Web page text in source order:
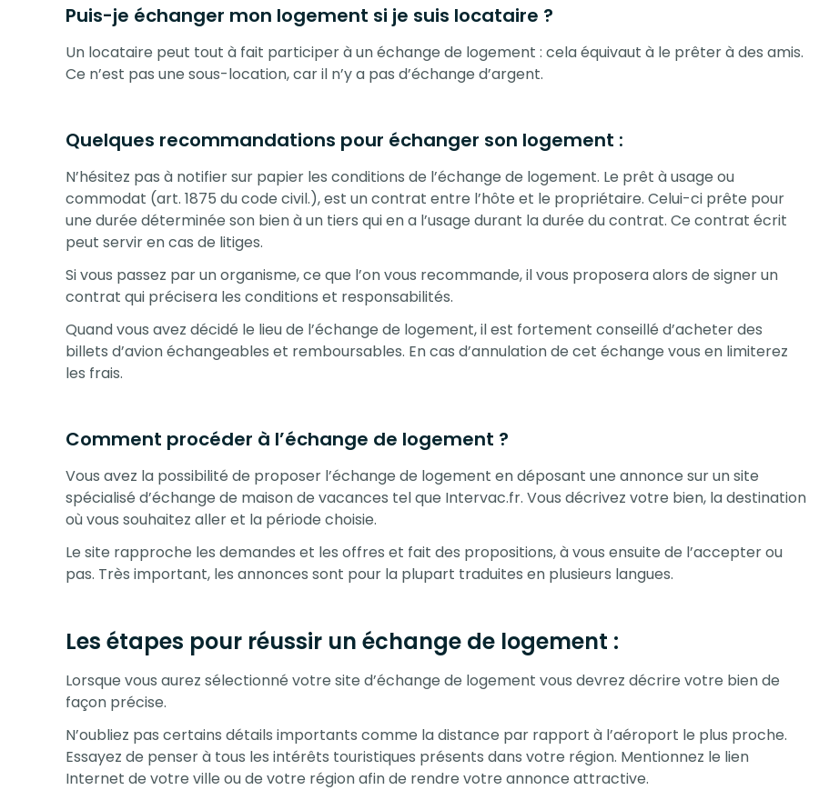
Puis-je échanger mon logement si je suis locataire ?
Un locataire peut tout à fait participer à un échange de logement : cela équivaut à le prêter à des amis.
Ce n’est pas une sous-location, car il n’y a pas d’échange d’argent.
Quelques recommandations pour échanger son logement :
N’hésitez pas à notifier sur papier les conditions de l’échange de logement. Le prêt à usage ou
commodat (art. 1875 du code civil.), est un contrat entre l’hôte et le propriétaire. Celui-ci prête pour
une durée déterminée son bien à un tiers qui en a l’usage durant la durée du contrat. Ce contrat écrit
peut servir en cas de litiges.
Si vous passez par un organisme, ce que l’on vous recommande, il vous proposera alors de signer un
contrat qui précisera les conditions et responsabilités.
Quand vous avez décidé le lieu de l’échange de logement, il est fortement conseillé d’acheter des
billets d’avion échangeables et remboursables. En cas d’annulation de cet échange vous en limiterez
les frais.
Comment procéder à l’échange de logement ?
Vous avez la possibilité de proposer l’échange de logement en déposant une annonce sur un site
spécialisé d’échange de maison de vacances tel que Intervac.fr. Vous décrivez votre bien, la destination
où vous souhaitez aller et la période choisie.
Le site rapproche les demandes et les offres et fait des propositions, à vous ensuite de l’accepter ou
pas. Très important, les annonces sont pour la plupart traduites en plusieurs langues.
Les étapes pour réussir un échange de logement :
Lorsque vous aurez sélectionné votre site d’échange de logement vous devrez décrire votre bien de
façon précise.
N’oubliez pas certains détails importants comme la distance par rapport à l’aéroport le plus proche.
Essayez de penser à tous les intérêts touristiques présents dans votre région. Mentionnez le lien
Internet de votre ville ou de votre région afin de rendre votre annonce attractive.